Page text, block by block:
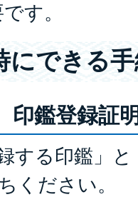
す。
にできる
印鑑登録証
する印鑑」
ください。